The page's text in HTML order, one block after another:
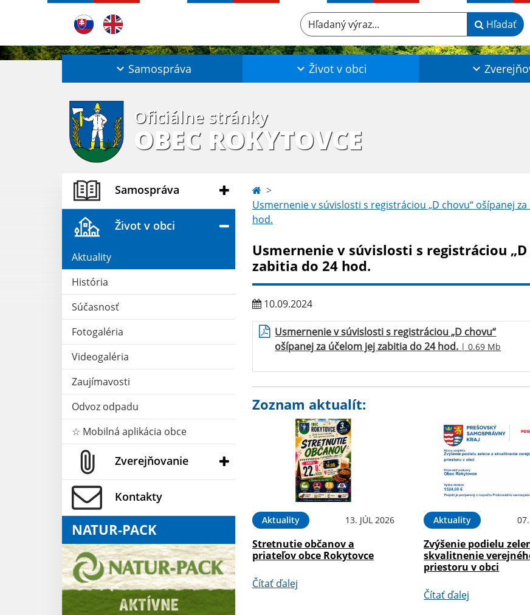
Hľadaný výraz... Hľadať
Samospráva Život v obci
Oficiálne stránky
OBEC ROKYTOVCE
Samospráva
Život v obci
Aktuality
História
Súčasnosť
Fotogaléria
Videogaléria
Zaujímavosti
Odvoz odpadu
☆ Mobilná aplikácia obce
Zverejňovanie
Kontakty
NATUR-PACK
Usmernenie v súvislosti s registráciou „D chovu“ ošípanej
hod.
Usmernenie v súvislosti s registráciou
zabitia do 24 hod.
10.09.2024
Usmernenie v súvislosti s registráciou „D chovu“
ošípanej za účelom jej zabitia do 24 hod. | 0.69 Mb
Zoznam aktualít:
Aktuality 13. JÚL 2026
Stretnutie občanov a
priateľov obce Rokytovce
Čítať ďalej
Aktuality
Zvýšenie podielu
skvalitnenie
priestoru v obci
Čítať ďalej